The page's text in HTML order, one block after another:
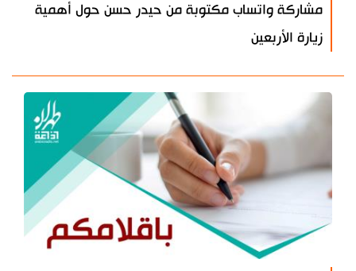
مشاركة واتساب مكتوبة من حيدر حسن حول أهمية
زيارة الأربعين